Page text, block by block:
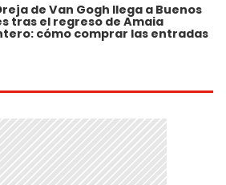
de Van Gogh llega a Buenos
tras el regreso de Amaia
cómo comprar las entradas